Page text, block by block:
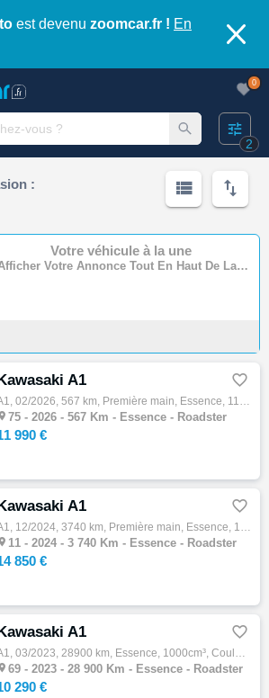
est devenu zoomcar.fr ! En
2
0
:
Votre véhicule à la une
Afficher Votre Annonce Tout En Haut De La Page
A1 
A1, 02/2026, 567 km, Première main, Essence, 1100cm³, Couleur noir, 11990 € Equipements : ? À découvrir chez Kawasaki Folie Mericourt : cet…
75 - 2026 - 567 Km - Essence - Roadster
990 €
A1 
A1, 12/2024, 3740 km, Première main, Essence, 1000cm³, Couleur vert, 14850 € Equipements : Magnifique Kawasaki Ninja 1100 SX SE de 2024 tot…
11 - 2024 - 3 740 Km - Essence - Roadster
850 €
A1 
A1, 03/2023, 28900 km, Essence, 1000cm³, Couleur vert, 10290 € Equipements : DISPONIBLE CHEZ K69 NORD DARDILLY ABS,Anti-patinage,Indicateur…
69 - 2023 - 28 900 Km - Essence - Roadster
290 €